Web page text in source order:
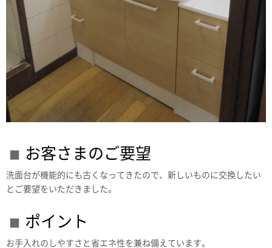
お客さまのご要望
洗面台が機能的にも古くなってきたので、新しいものに交換したい
とご要望をいただきました。
ポイント
お手入れのしやすさと省エネ性を兼ね備えています。